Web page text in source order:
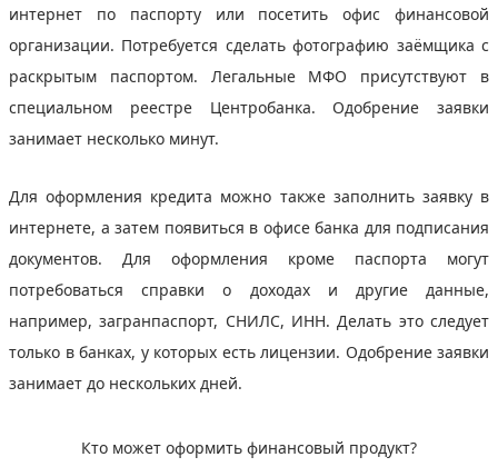
интернет по паспорту или посетить офис финансовой
организации. Потребуется сделать фотографию заёмщика с
раскрытым паспортом. Легальные МФО присутствуют в
специальном реестре Центробанка. Одобрение заявки
занимает несколько минут.
Для оформления кредита можно также заполнить заявку в
интернете, а затем появиться в офисе банка для подписания
документов. Для оформления кроме паспорта могут
потребоваться справки о доходах и другие данные,
например, загранпаспорт, СНИЛС, ИНН. Делать это следует
только в банках, у которых есть лицензии. Одобрение заявки
занимает до нескольких дней.
Кто может оформить финансовый продукт?